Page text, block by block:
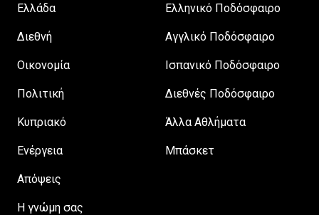
Ελλάδα
Διεθνή
Οικονομία
Πολιτική
Κυπριακό
Ενέργεια
Απόψεις
H γνώμη σας
Ελληνικό Ποδόσφαιρο
Αγγλικό Ποδόσφαιρο
Ισπανικό Ποδόσφαιρο
Διεθνές Ποδόσφαιρο
Άλλα Αθλήματα
Μπάσκετ